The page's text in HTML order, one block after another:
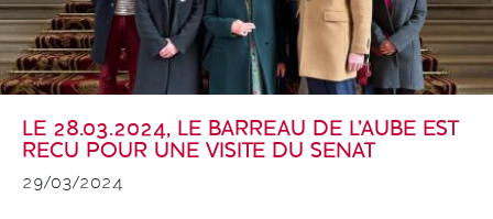
LE 28.03.2024, LE BARREAU DE L'AUBE EST
RECU POUR UNE VISITE DU SENAT
29/03/2024